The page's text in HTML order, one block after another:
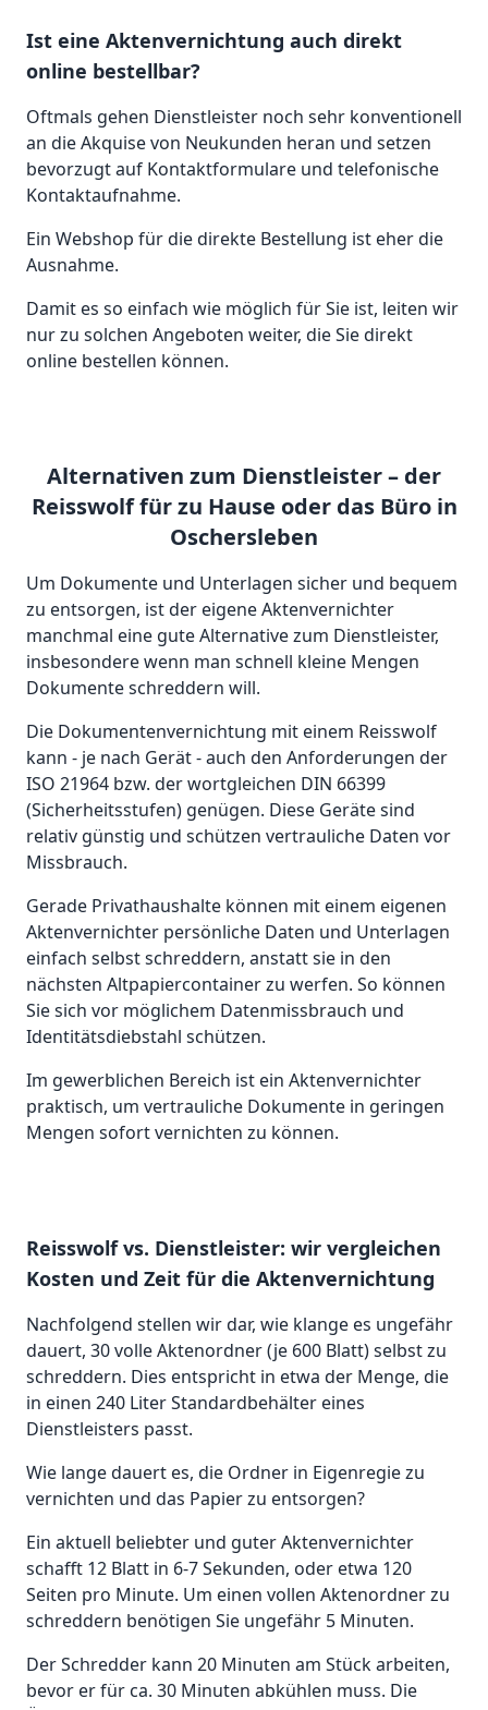
Ist eine Aktenvernichtung auch direkt
online bestellbar?
Oftmals gehen Dienstleister noch sehr konventionell
an die Akquise von Neukunden heran und setzen
bevorzugt auf Kontaktformulare und telefonische
Kontaktaufnahme.
Ein Webshop für die direkte Bestellung ist eher die
Ausnahme.
Damit es so einfach wie möglich für Sie ist, leiten wir
nur zu solchen Angeboten weiter, die Sie direkt
online bestellen können.
Alternativen zum Dienstleister – der
Reisswolf für zu Hause oder das Büro in
Oschersleben
Um Dokumente und Unterlagen sicher und bequem
zu entsorgen, ist der eigene Aktenvernichter
manchmal eine gute Alternative zum Dienstleister,
insbesondere wenn man schnell kleine Mengen
Dokumente schreddern will.
Die Dokumentenvernichtung mit einem Reisswolf
kann - je nach Gerät - auch den Anforderungen der
ISO 21964 bzw. der wortgleichen DIN 66399
(Sicherheitsstufen) genügen. Diese Geräte sind
relativ günstig und schützen vertrauliche Daten vor
Missbrauch.
Gerade Privathaushalte können mit einem eigenen
Aktenvernichter persönliche Daten und Unterlagen
einfach selbst schreddern, anstatt sie in den
nächsten Altpapiercontainer zu werfen. So können
Sie sich vor möglichem Datenmissbrauch und
Identitätsdiebstahl schützen.
Im gewerblichen Bereich ist ein Aktenvernichter
praktisch, um vertrauliche Dokumente in geringen
Mengen sofort vernichten zu können.
Reisswolf vs. Dienstleister: wir vergleichen
Kosten und Zeit für die Aktenvernichtung
Nachfolgend stellen wir dar, wie klange es ungefähr
dauert, 30 volle Aktenordner (je 600 Blatt) selbst zu
schreddern. Dies entspricht in etwa der Menge, die
in einen 240 Liter Standardbehälter eines
Dienstleisters passt.
Wie lange dauert es, die Ordner in Eigenregie zu
vernichten und das Papier zu entsorgen?
Ein aktuell beliebter und guter Aktenvernichter
schafft 12 Blatt in 6-7 Sekunden, oder etwa 120
Seiten pro Minute. Um einen vollen Aktenordner zu
schreddern benötigen Sie ungefähr 5 Minuten.
Der Schredder kann 20 Minuten am Stück arbeiten,
bevor er für ca. 30 Minuten abkühlen muss. Die